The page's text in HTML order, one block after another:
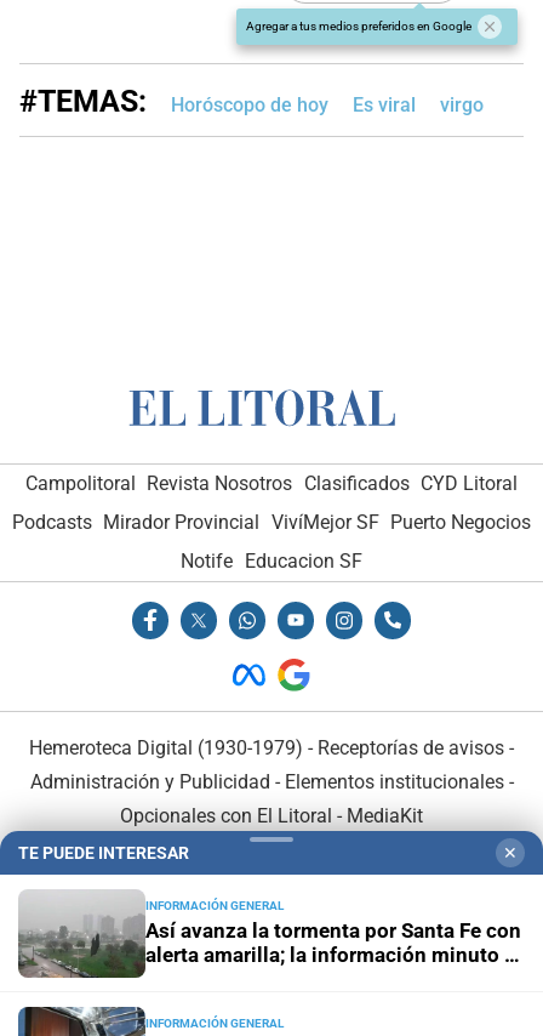
Agregar a tus medios preferidos en Google
#TEMAS: Horóscopo de hoy Es viral virgo
Campolitoral Revista Nosotros Clasificados CYD Litoral
Podcasts Mirador Provincial VivíMejor SF Puerto Negocios
Notife Educacion SF
Hemeroteca Digital (1930-1979) - Receptorías de avisos -
Administración y Publicidad - Elementos institucionales-
Opcionales con El Litoral - MediaKit
TE PUEDE INTERESAR ✕
INFORMACIÓN GENERAL
Así avanza la tormenta por Santa Fe con
alerta amarilla; la información minuto a
INFORMACIÓN GENERAL